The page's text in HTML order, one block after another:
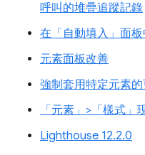
呼叫的堆疊追蹤記錄
在「自動填入」面
元素面板改善
強制套用特定元素
「元素」>「樣式
Lighthouse 12.2.0